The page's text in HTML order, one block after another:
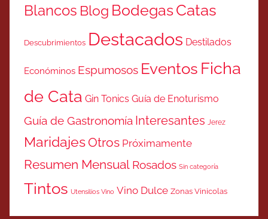
Blancos Blog BodegasCatas
Descubrimientos Destacados Destilados
Económinos Espumosos Eventos Ficha
de Cata Gin Tonics Guía de Enoturismo
Guía de Gastronomía Interesantes Jerez
MaridajesOtros Próximamente
Resumen Mensual Rosados Sin categoría
Tintos Utensilios Vino Vino Dulce Zonas Vinicolas